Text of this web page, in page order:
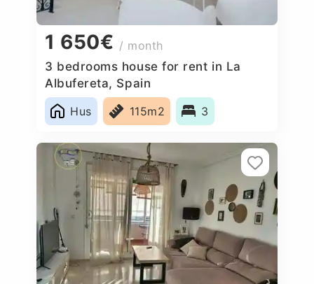
1 650€ / month
3 bedrooms house for rent in La
Albufereta, Spain
Hus
115m2 3